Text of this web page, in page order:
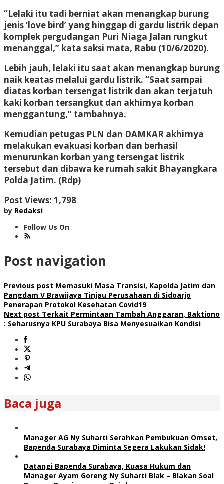
“Lelaki itu tadi berniat akan menangkap burung
jenis ‘love bird’ yang hinggap di gardu listrik depan
komplek pergudangan Puri Niaga Jalan rungkut
menanggal,” kata saksi mata, Rabu (10/6/2020).
Lebih jauh, lelaki itu saat akan menangkap burung
naik keatas melalui gardu listrik. “Saat sampai
diatas korban tersengat listrik dan akan terjatuh
kaki korban tersangkut dan akhirnya korban
menggantung,” tambahnya.
Kemudian petugas PLN dan DAMKAR akhirnya
melakukan evakuasi korban dan berhasil
menurunkan korban yang tersengat listrik
tersebut dan dibawa ke rumah sakit Bhayangkara
Polda Jatim. (Rdp)
Post Views: 1,798
by Redaksi
Follow Us On
Post navigation
Previous post Memasuki Masa Transisi, Kapolda Jatim dan
Pangdam V Brawijaya Tinjau Perusahaan di Sidoarjo
Penerapan Protokol Kesehatan Covid19
Next post Terkait Permintaan Tambah Anggaran, Baktiono
: Seharusnya KPU Surabaya Bisa Menyesuaikan Kondisi
Baca juga
Manager AG Ny Suharti Serahkan Pembukuan Omset,
Bapenda Surabaya Diminta Segera Lakukan Sidak!
Datangi Bapenda Surabaya, Kuasa Hukum dan
Manager Ayam Goreng Ny Suharti Blak – Blakan Soal